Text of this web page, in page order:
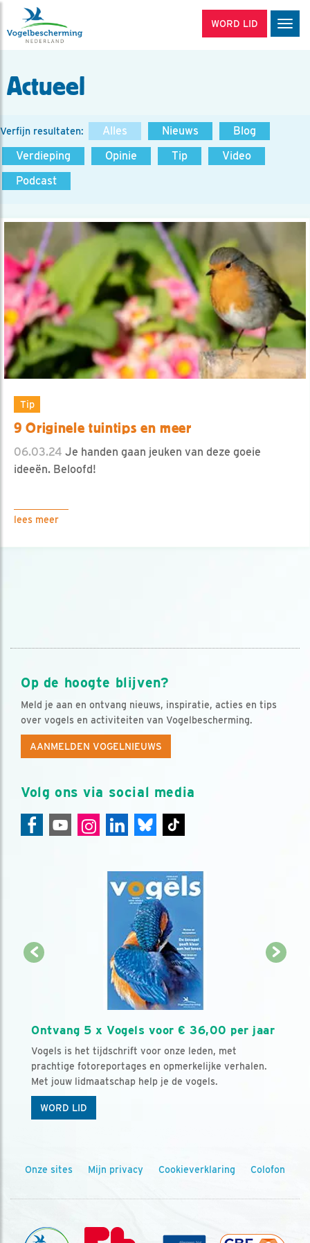
WORD LID
Actueel
Verfijn resultaten: Alles Nieuws
Blog
Verdieping
Opinie Tip
Video
Podcast
Tip
9 Originele tuintips en meer
06.03.24 Je handen gaan jeuken van deze goeie
ideeën. Beloofd!
lees meer
Op de hoogte blijven?
Meld je aan en ontvang nieuws, inspiratie, acties en tips
over vogels en activiteiten van Vogelbescherming.
AANMELDEN VOGELNIEUWS
Volg ons via social media
Ontvang 5 x Vogels voor € 36,00 per jaar
Vogels is het tijdschrift voor onze leden, met
prachtige fotoreportages en opmerkelijke verhalen.
Met jouw lidmaatschap help je de vogels.
WORD LID
Onze sites Mijn privacy Cookieverklaring Colofon